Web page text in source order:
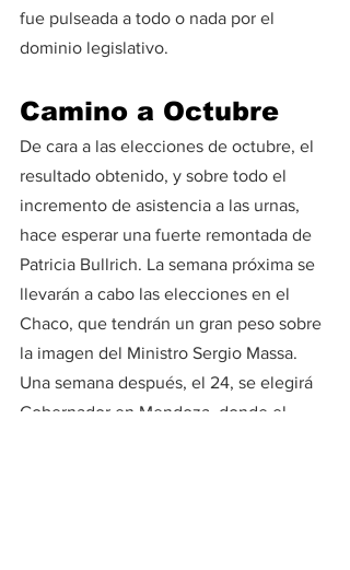
fue pulseada a todo o nada por el
dominio legislativo.
Camino a Octubre
De cara a las elecciones de octubre, el
resultado obtenido, y sobre todo el
incremento de asistencia a las urnas,
hace esperar una fuerte remontada de
Patricia Bullrich. La semana próxima se
llevarán a cabo las elecciones en el
Chaco, que tendrán un gran peso sobre
la imagen del Ministro Sergio Massa.
Una semana después, el 24, se elegirá
Gobernador en Mendoza, donde el